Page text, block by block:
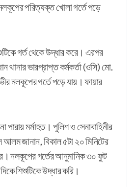
নলকূপের পরিত্যক্ত খোলা গর্তে পড়ে
গর্ত থেকে উদ্ধার করে। এরপর
থানার ভারপ্রাপ্ত কর্মকর্তা (ওসি) মো.
নলকূপের গর্তে পড়ে যায়। ফায়ার
পারায় মর্মাহত। পুলিশ ও সেনাবাহিনীর
আলম জানান, বিকাল ৫টা ২০ মিনিটের
নলকূপের গর্তের আনুমানিক ৩০ ফুট
শিশুটিকে উদ্ধার করি।